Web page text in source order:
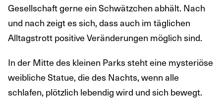
Gesellschaft gerne ein Schwätzchen abhält. Nach
und nach zeigt es sich, dass auch im täglichen
Alltagstrott positive Veränderungen möglich sind.
In der Mitte des kleinen Parks steht eine mysteriöse
weibliche Statue, die des Nachts, wenn alle
schlafen, plötzlich lebendig wird und sich bewegt.